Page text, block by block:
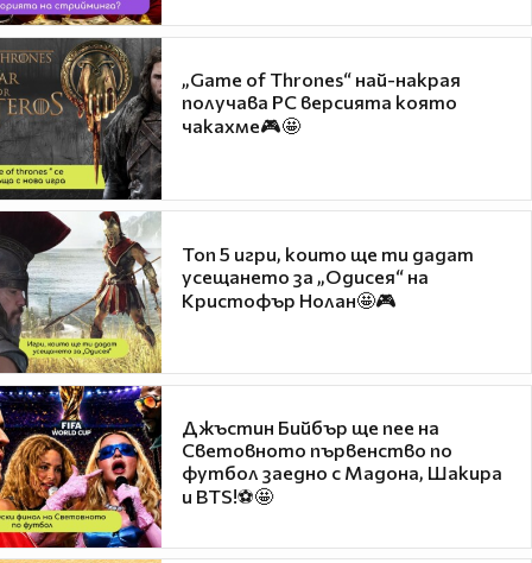
„Game of Thrones“ най-накрая
получава PC версията която
чакахме🎮🤩
Топ 5 игри, които ще ти дадат
усещането за „Одисея“ на
Кристофър Нолан🤩🎮
Джъстин Бийбър ще пее на
Световното първенство по
футбол заедно с Мадона, Шакира
и BTS!⚽🤩